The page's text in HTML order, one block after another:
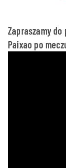
Zapraszamy
Paixao po